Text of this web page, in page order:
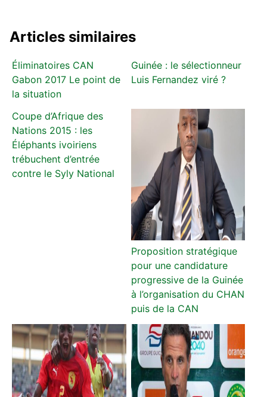
Articles similaires
Éliminatoires CAN
Gabon 2017 Le point de
la situation
Guinée : le sélectionneur
Luis Fernandez viré ?
Coupe d’Afrique des
Nations 2015 : les
Éléphants ivoiriens
trébuchent d’entrée
contre le Syly National
Proposition stratégique
pour une candidature
progressive de la Guinée
à l’organisation du CHAN
puis de la CAN